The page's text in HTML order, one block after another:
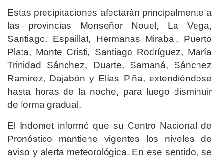
Estas precipitaciones afectarán principalmente a
las provincias Monseñor Nouel, La Vega,
Santiago, Espaillat, Hermanas Mirabal, Puerto
Plata, Monte Cristi, Santiago Rodríguez, María
Trinidad Sánchez, Duarte, Samaná, Sánchez
Ramírez, Dajabón y Elías Piña, extendiéndose
hasta horas de la noche, para luego disminuir
de forma gradual.
El Indomet informó que su Centro Nacional de
Pronóstico mantiene vigentes los niveles de
aviso y alerta meteorológica. En ese sentido, se